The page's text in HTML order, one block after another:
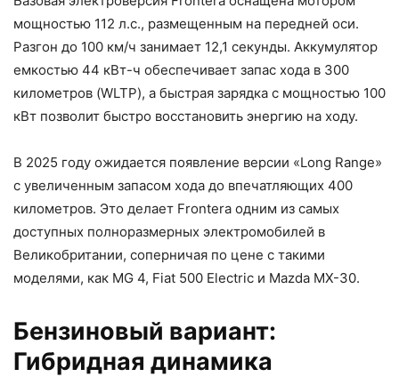
мощностью 112 л.с., размещенным на передней оси.
Разгон до 100 км/ч занимает 12,1 секунды. Аккумулятор
емкостью 44 кВт-ч обеспечивает запас хода в 300
километров (WLTP), а быстрая зарядка с мощностью 100
кВт позволит быстро восстановить энергию на ходу.
В 2025 году ожидается появление версии «Long Range»
с увеличенным запасом хода до впечатляющих 400
километров. Это делает Frontera одним из самых
доступных полноразмерных электромобилей в
Великобритании, соперничая по цене с такими
моделями, как MG 4, Fiat 500 Electric и Mazda MX-30.
Бензиновый вариант:
Гибридная динамика